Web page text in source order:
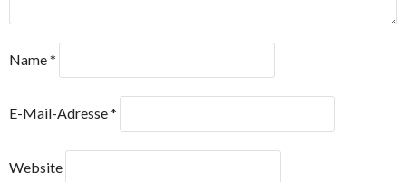
Name*
E-Mail-Adresse*
Website